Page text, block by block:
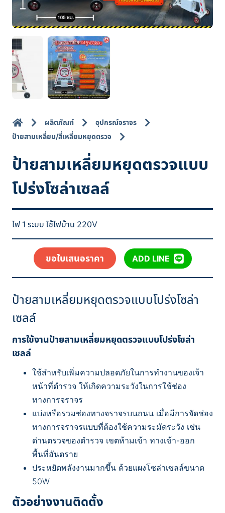
ผลิตภัณฑ์
อุปกรณ์จราจร
ป้ายสามเหลี่ยม/สี่เหลี่ยมหยุดตรวจ
ป้ายสามเหลี่ยมหยุดตรวจแบบ
โปร่งโซล่าเซลล์
ไฟ 1 ระบบ ใช้ไฟบ้าน 220V
ขอใบเสนอราคา ADD LINE
ป้ายสามเหลี่ยมหยุดตรวจแบบโปร่งโซล่า
เซลล์
การใช้งานป้ายสามเหลี่ยมหยุดตรวจแบบโปร่งโซล่า
เซลล์
ใช้สำหรับเพิ่มความปลอดภัยในการทำงานของเจ้า
หน้าที่ตำรวจ ให้เกิดความระวังในการใช้ช่อง
ทางการจราจร
แบ่งหรือรวมช่องทางจราจรบนถนน เมื่อมีการจัดช่อง
ทางการจราจรแบบที่ต้องใช้ความระมัดระวัง เช่น
ด่านตรวจของตำรวจ เขตห้ามเข้า ทางเข้า-ออก
พื้นที่อันตราย
ประหยัดพลังงานมากขึ้น ด้วยแผงโซล่าเซลล์ขนาด
50W
ตัวอย่างงานติดตั้ง